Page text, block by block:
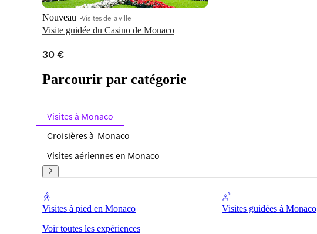
Visite guidée du Casino de Monaco
Nouveau Visites de la ville
30 €
Parcourir par catégorie
Visites à Monaco
Croisières à Monaco
Visites aériennes en Monaco
Visites à pied en Monaco Visites guidées à Monaco
Voir toutes les expériences